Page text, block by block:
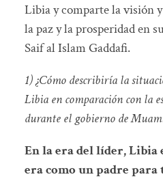
Libia y comparte la visión
la paz y la prosperidad en
Saif al Islam Gaddafi.
1) ¿Cómo describiría la
Libia en comparación con la
durante el gobierno de
En la era del líder, Libia
era como un padre para